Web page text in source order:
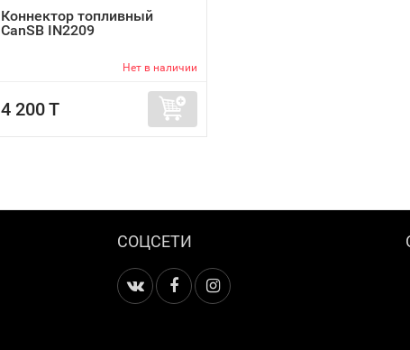
Коннектор топливный
CanSB IN2209
Нет в наличии
4 200 T
СОЦСЕТИ